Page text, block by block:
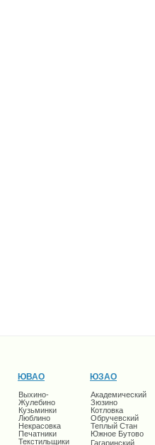
ЮВАО
Выхино-
Жулебино
Кузьминки
Люблино
Некрасовка
Печатники
Текстильщики
ЮЗАО
Академический
Зюзино
Котловка
Обручевский
Теплый Стан
Южное Бутово
Гагаринский